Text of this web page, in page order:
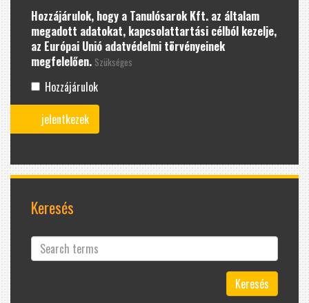
Hozzájárulok, hogy a Tanulósarok Kft. az általam
megadott adatokat, kapcsolattartási célból kezelje,
az Európai Unió adatvédelmi törvényeinek
megfelelően. Szükséges
Hozzájárulok
Keresés
Keresés